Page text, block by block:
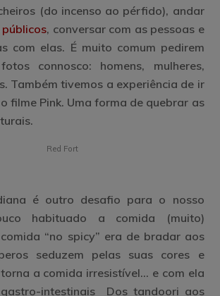
(do incenso ao pérfido), andar
, conversar com as pessoas e
com elas. É muito comum pedirem
connosco: homens, mulheres,
Também tivemos a experiência de ir
filme Pink. Uma forma de quebrar as
Red Fort
é outro desafio para o nosso
habituado a comida (muito)
“no spicy” era de bradar aos
seduzem pelas suas cores e
a comida irresistível… e com ela
intestinais Dos tandoori aos